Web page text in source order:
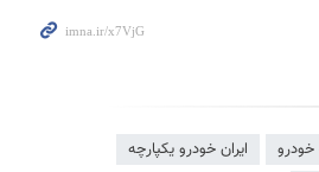
خودرو
ایران خودرو یکپارچه